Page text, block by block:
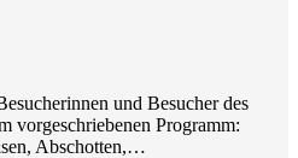
und Besucher des
vorgeschriebenen Programm:
Abschotten,…